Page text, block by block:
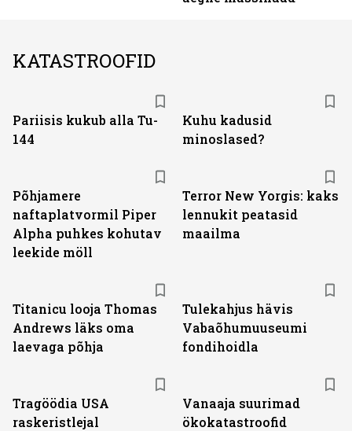
KATASTROOFID
Pariisis kukub alla Tu-
144
Kuhu kadusid
minoslased?
Põhjamere
naftaplatvormil Piper
Alpha puhkes kohutav
leekide möll
Terror New Yorgis: kaks
lennukit peatasid
maailma
Titanicu looja Thomas
Andrews läks oma
laevaga põhja
Tulekahjus hävis
Vabaõhumuuseumi
fondihoidla
Tragöödia USA
raskeristlejal
Vanaaja suurimad
ökokatastroofid